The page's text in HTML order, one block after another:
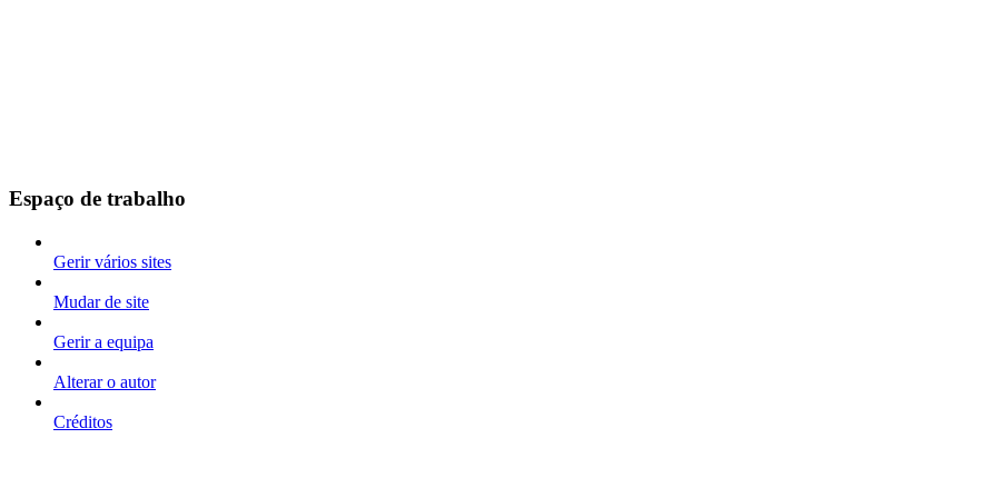
Espaço de trabalho
Gerir vários sites
Mudar de site
Gerir a equipa
Alterar o autor
Créditos